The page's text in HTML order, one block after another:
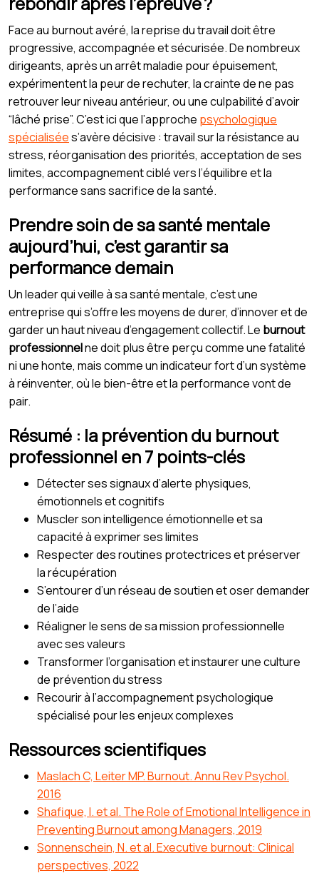
Face au burnout avéré, la reprise du travail doit être
progressive, accompagnée et sécurisée. De nombreux
dirigeants, après un arrêt maladie pour épuisement,
expérimentent la peur de rechuter, la crainte de ne pas
retrouver leur niveau antérieur, ou une culpabilité d’avoir
“lâché prise”. C’est ici que l’approche psychologique
spécialisées’avère décisive : travail sur la résistance au
stress, réorganisation des priorités, acceptation de ses
limites, accompagnement ciblé vers l’équilibre et la
performance sans sacrifice de la santé.
Prendre soin de sa santé mentale
aujourd’hui, c’est garantir sa
performance demain
Un leader qui veille à sa santé mentale, c’est une
entreprise qui s’offre les moyens de durer, d’innover et de
garder un haut niveau d’engagement collectif. Le burnout
professionnelne doit plus être perçu comme une fatalité
ni une honte, mais comme un indicateur fort d’un système
à réinventer, où le bien-être et la performance vont de
pair.
Résumé : la prévention du burnout
professionnel en 7 points-clés
Détecter ses signaux d’alerte physiques,
émotionnels et cognitifs
Muscler son intelligence émotionnelle et sa
capacité à exprimer ses limites
Respecter des routines protectrices et préserver
la récupération
S’entourer d’un réseau de soutien et oser demander
de l’aide
Réaligner le sens de sa mission professionnelle
avec ses valeurs
Transformer l’organisation et instaurer une culture
de prévention du stress
Recourir à l’accompagnement psychologique
spécialisé pour les enjeux complexes
Ressources scientifiques
Maslach C, Leiter MP. Burnout. Annu Rev Psychol.
2016
Shafique, I. et al. The Role of Emotional Intelligence in
Preventing Burnout among Managers, 2019
Sonnenschein, N. et al. Executive burnout: Clinical
perspectives, 2022